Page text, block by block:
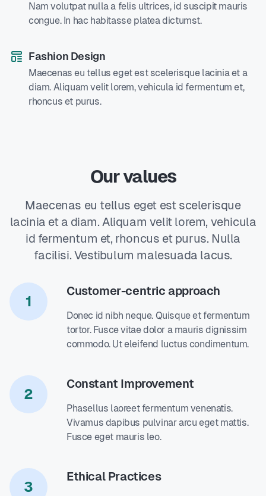
Nam volutpat nulla a felis ultrices, id suscipit mauris
congue. In hac habitasse platea dictumst.
Fashion Design
Maecenas eu tellus eget est scelerisque lacinia et a
diam. Aliquam velit lorem, vehicula id fermentum et,
rhoncus et purus.
Our values
Maecenas eu tellus eget est scelerisque
lacinia et a diam. Aliquam velit lorem, vehicula
id fermentum et, rhoncus et purus. Nulla
facilisi. Vestibulum malesuada lacus.
1
Customer-centric approach
Donec id nibh neque. Quisque et fermentum
tortor. Fusce vitae dolor a mauris dignissim
commodo. Ut eleifend luctus condimentum.
2
Constant Improvement
Phasellus laoreet fermentum venenatis.
Vivamus dapibus pulvinar arcu eget mattis.
Fusce eget mauris leo.
3
Ethical Practices